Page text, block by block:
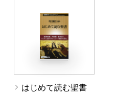
はじめて読む聖書